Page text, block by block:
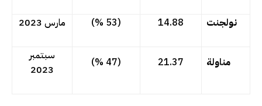
نولجنت 14.88
(
53
%) مارس 2023
مناولة 21.37
(
47
%)
سبتمبر
2023